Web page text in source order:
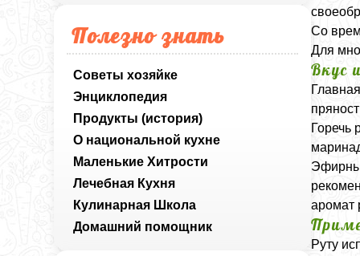
Полезно знать
Советы хозяйке
Энциклопедия
Продукты (история)
О национальной кухне
Маленькие Хитрости
Лечебная Кухня
Кулинарная Школа
Домашний помощник
Со
Для
Вкус
Горечь
аромат
Руту